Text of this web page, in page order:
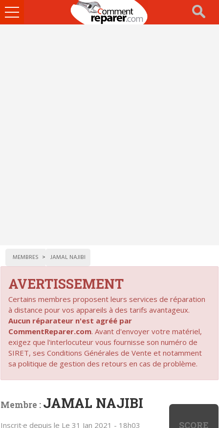
Ouvrir
le
MEMBRES JAMAL NAJIBI
AVERTISSEMENT
Certains membres proposent leurs services de réparation
à distance pour vos appareils à des tarifs avantageux.
Aucun réparateur n'est agréé par
CommentReparer.com. Avant d'envoyer votre matériel,
exigez que l'interlocuteur vous fournisse son numéro de
SIRET, ses Conditions Générales de Vente et notamment
sa politique de gestion des retours en cas de problème.
SCORE
Membre : JAMAL NAJIBI
Inscrit·e depuis le Le 31 Jan 2021 - 18h03